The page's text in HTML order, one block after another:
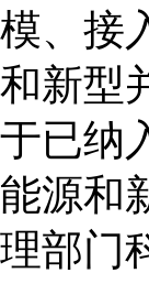
、接
新型
已纳
源和
部门